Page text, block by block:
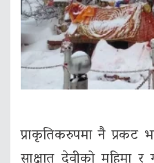
प्राकृतिकरुपमा नै प्रकट